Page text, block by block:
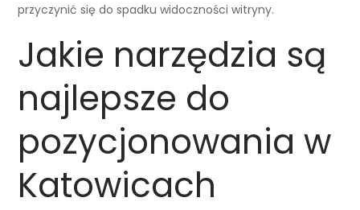
przyczynić się do spadku widoczności witryny.
Jakie narzędzia są
najlepsze do
pozycjonowania w
Katowicach